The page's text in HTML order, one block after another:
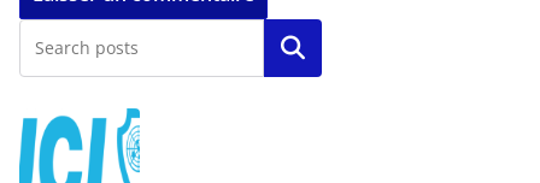
Rechercher